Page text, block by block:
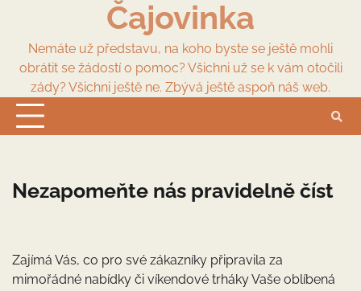
content
Čajovinka
Nemáte už představu, na koho byste se ještě mohli
obrátit se žádostí o pomoc? Všichni už se k vám otočili
zády? Všichni ještě ne. Zbývá ještě aspoň náš web.
Nezapomeňte nás pravidelně číst
Zajímá Vás, co pro své zákazníky připravila za
mimořádné nabídky či víkendové trháky Vaše oblíbená